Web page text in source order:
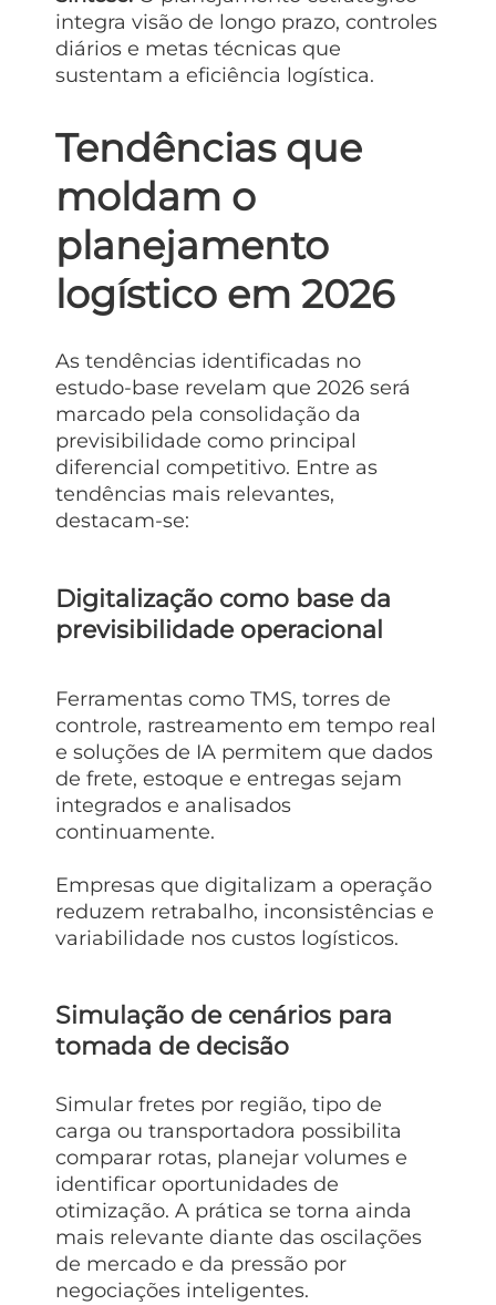
integra visão de longo prazo, controles
diários e metas técnicas que
sustentam a eficiência logística.
Tendências que
moldam o
planejamento
logístico em 2026
As tendências identificadas no
estudo-base revelam que 2026 será
marcado pela consolidação da
previsibilidade como principal
diferencial competitivo. Entre as
tendências mais relevantes,
destacam-se:
Digitalização como base da
previsibilidade operacional
Ferramentas como TMS, torres de
controle, rastreamento em tempo real
e soluções de IA permitem que dados
de frete, estoque e entregas sejam
integrados e analisados
continuamente.
Empresas que digitalizam a operação
reduzem retrabalho, inconsistências e
variabilidade nos custos logísticos.
Simulação de cenários para
tomada de decisão
Simular fretes por região, tipo de
carga ou transportadora possibilita
comparar rotas, planejar volumes e
identificar oportunidades de
otimização. A prática se torna ainda
mais relevante diante das oscilações
de mercado e da pressão por
negociações inteligentes.